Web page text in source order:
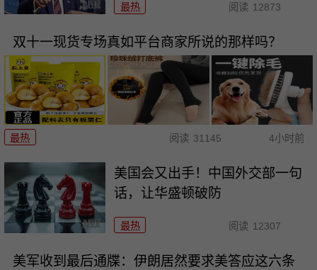
最热 阅读 12873
双十一现货专场真如平台商家所说的那样吗？
最热 阅读 31145 4小时前
美国会又出手！中国外交部一句
话，让华盛顿破防
最热 阅读 12307
美军收到最后通牒：伊朗居然要求美答应这六条